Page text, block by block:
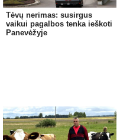
Tėvų nerimas: susirgus
vaikui pagalbos tenka ieškoti
Panevėžyje